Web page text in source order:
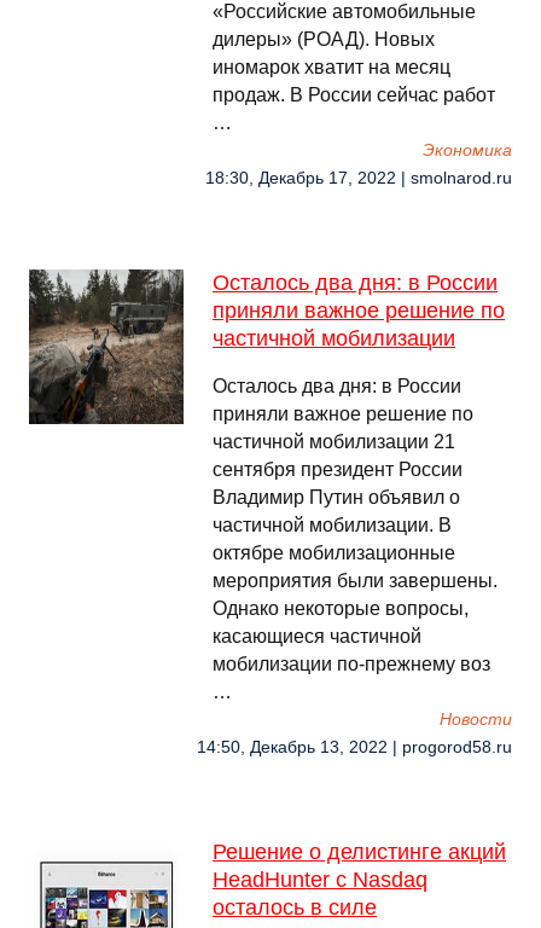
«Российские автомобильные
дилеры» (РОАД). Новых
иномарок хватит на месяц
продаж. В России сейчас работ
…
Экономика
18:30, Декабрь 17, 2022 | smolnarod.ru
Осталось два дня: в России
приняли важное решение по
частичной мобилизации
Осталось два дня: в России
приняли важное решение по
частичной мобилизации 21
сентября президент России
Владимир Путин объявил о
частичной мобилизации. В
октябре мобилизационные
мероприятия были завершены.
Однако некоторые вопросы,
касающиеся частичной
мобилизации по-прежнему воз
…
Новости
14:50, Декабрь 13, 2022 | progorod58.ru
Решение о делистинге акций
HeadHunter с Nasdaq
осталось в силе